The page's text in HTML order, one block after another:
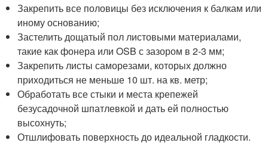
Закрепить все половицы без исключения к балкам или
иному основанию;
Застелить дощатый пол листовыми материалами,
такие как фонера или OSB с зазором в 2-3 мм;
Закрепить листы саморезами, которых должно
приходиться не меньше 10 шт. на кв. метр;
Обработать все стыки и места крепежей
безусадочной шпатлевкой и дать ей полностью
высохнуть;
Отшлифовать поверхность до идеальной гладкости.